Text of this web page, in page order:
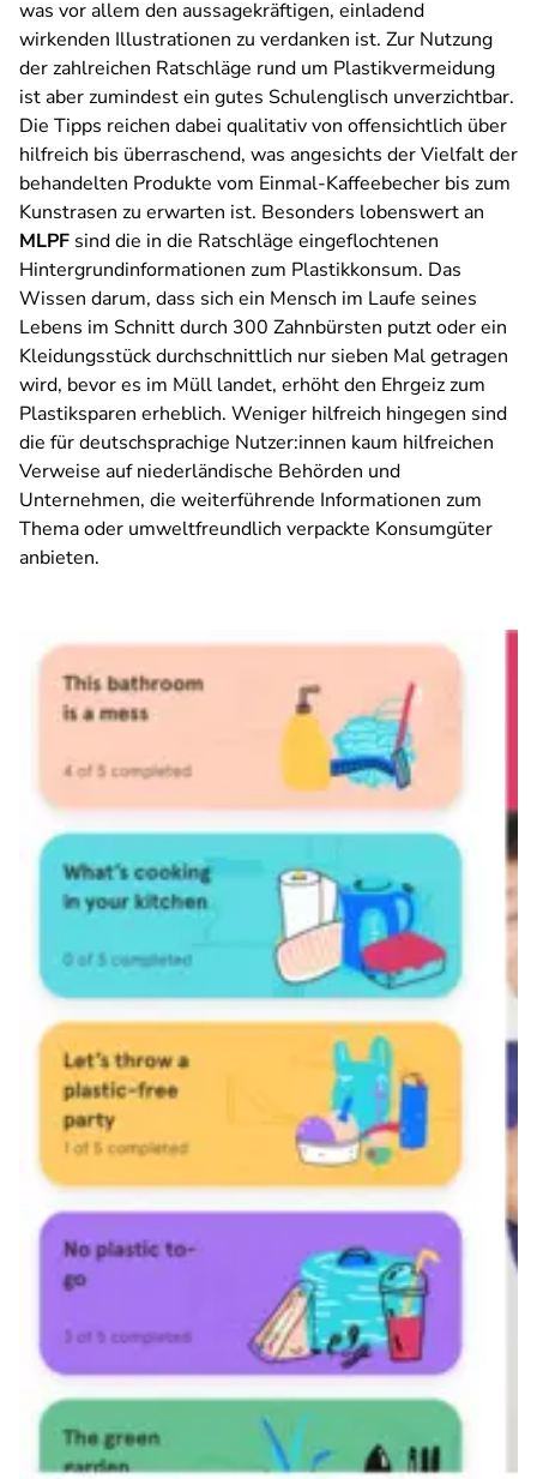
was vor allem den aussagekräftigen, einladend
wirkenden Illustrationen zu verdanken ist. Zur Nutzung
der zahlreichen Ratschläge rund um Plastikvermeidung
ist aber zumindest ein gutes Schulenglisch unverzichtbar.
Die Tipps reichen dabei qualitativ von offensichtlich über
hilfreich bis überraschend, was angesichts der Vielfalt der
behandelten Produkte vom Einmal-Kaffeebecher bis zum
Kunstrasen zu erwarten ist. Besonders lobenswert an
MLPF sind die in die Ratschläge eingeflochtenen
Hintergrundinformationen zum Plastikkonsum. Das
Wissen darum, dass sich ein Mensch im Laufe seines
Lebens im Schnitt durch 300 Zahnbürsten putzt oder ein
Kleidungsstück durchschnittlich nur sieben Mal getragen
wird, bevor es im Müll landet, erhöht den Ehrgeiz zum
Plastiksparen erheblich. Weniger hilfreich hingegen sind
die für deutschsprachige Nutzer:innen kaum hilfreichen
Verweise auf niederländische Behörden und
Unternehmen, die weiterführende Informationen zum
Thema oder umweltfreundlich verpackte Konsumgüter
anbieten.